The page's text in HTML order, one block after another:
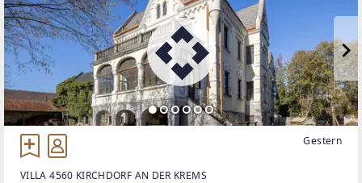
Gestern
VILLA 4560 KIRCHDORF AN DER KREMS